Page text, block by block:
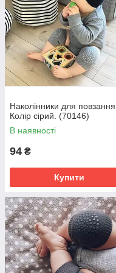
Наколінники для повзання .
Колір сірий. (70146)
В наявності
94 ₴
Купити